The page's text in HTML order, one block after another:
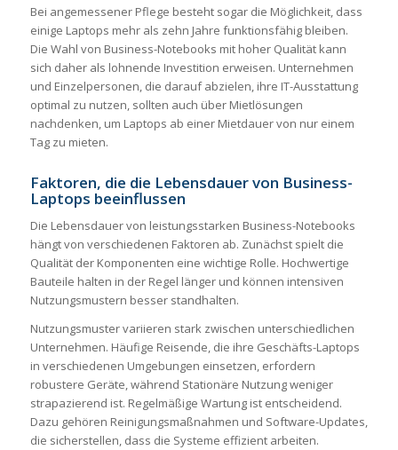
Bei angemessener Pflege besteht sogar die Möglichkeit, dass
einige Laptops mehr als zehn Jahre funktionsfähig bleiben.
Die Wahl von Business-Notebooks mit hoher Qualität kann
sich daher als lohnende Investition erweisen. Unternehmen
und Einzelpersonen, die darauf abzielen, ihre IT-Ausstattung
optimal zu nutzen, sollten auch über Mietlösungen
nachdenken, um Laptops ab einer Mietdauer von nur einem
Tag zu mieten.
Faktoren, die die Lebensdauer von Business-
Laptops beeinflussen
Die Lebensdauer von leistungsstarken Business-Notebooks
hängt von verschiedenen Faktoren ab. Zunächst spielt die
Qualität der Komponenten eine wichtige Rolle. Hochwertige
Bauteile halten in der Regel länger und können intensiven
Nutzungsmustern besser standhalten.
Nutzungsmuster variieren stark zwischen unterschiedlichen
Unternehmen. Häufige Reisende, die ihre Geschäfts-Laptops
in verschiedenen Umgebungen einsetzen, erfordern
robustere Geräte, während Stationäre Nutzung weniger
strapazierend ist. Regelmäßige Wartung ist entscheidend.
Dazu gehören Reinigungsmaßnahmen und Software-Updates,
die sicherstellen, dass die Systeme effizient arbeiten.